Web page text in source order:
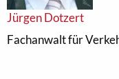
Jürgen Dotzert
Fachanwalt für